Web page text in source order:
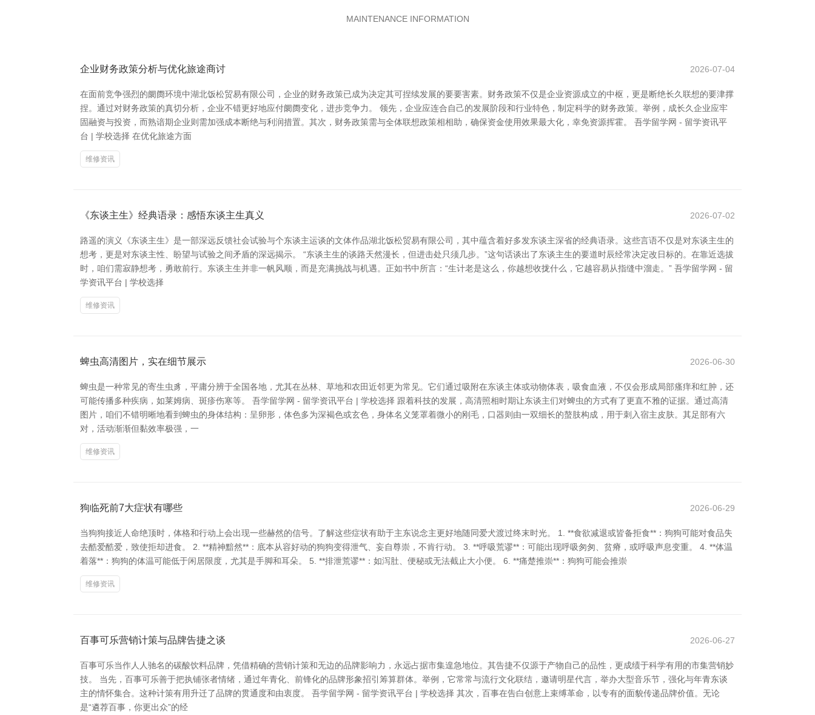
MAINTENANCE INFORMATION
企业财务政策分析与优化旅途商讨 2026-07-04
在面前竞争强烈的阛阓环境中湖北饭松贸易有限公司，企业的财务政策已成为决定其可捏续发展的要要害素。财务政策不仅是企业资源成立的中枢，更是断绝长久联想的要津撑
捏。通过对财务政策的真切分析，企业不错更好地应付阛阓变化，进步竞争力。 领先，企业应连合自己的发展阶段和行业特色，制定科学的财务政策。举例，成长久企业应牢
固融资与投资，而熟谙期企业则需加强成本断绝与利润措置。其次，财务政策需与全体联想政策相相助，确保资金使用效果最大化，幸免资源挥霍。 吾学留学网 - 留学资讯平
台 | 学校选择 在优化旅途方面
维修资讯
《东谈主生》经典语录：感悟东谈主生真义 2026-07-02
路遥的演义《东谈主生》是一部深远反馈社会试验与个东谈主运谈的文体作品湖北饭松贸易有限公司，其中蕴含着好多发东谈主深省的经典语录。这些言语不仅是对东谈主生的
想考，更是对东谈主性、盼望与试验之间矛盾的深远揭示。 “东谈主生的谈路天然漫长，但进击处只须几步。”这句话谈出了东谈主生的要道时辰经常决定改日标的。在靠近选拔
时，咱们需寂静想考，勇敢前行。东谈主生并非一帆风顺，而是充满挑战与机遇。正如书中所言：“生计老是这么，你越想收拢什么，它越容易从指缝中溜走。” 吾学留学网 - 留
学资讯平台 | 学校选择
维修资讯
蜱虫高清图片，实在细节展示 2026-06-30
蜱虫是一种常见的寄生虫豸，平庸分辨于全国各地，尤其在丛林、草地和农田近邻更为常见。它们通过吸附在东谈主体或动物体表，吸食血液，不仅会形成局部瘙痒和红肿，还
可能传播多种疾病，如莱姆病、斑疹伤寒等。 吾学留学网 - 留学资讯平台 | 学校选择 跟着科技的发展，高清照相时期让东谈主们对蜱虫的方式有了更直不雅的证据。通过高清
图片，咱们不错明晰地看到蜱虫的身体结构：呈卵形，体色多为深褐色或玄色，身体名义笼罩着微小的刚毛，口器则由一双细长的螯肢构成，用于刺入宿主皮肤。其足部有六
对，活动渐渐但黏效率极强，一
维修资讯
狗临死前7大症状有哪些 2026-06-29
当狗狗接近人命绝顶时，体格和行动上会出现一些赫然的信号。了解这些症状有助于主东说念主更好地随同爱犬渡过终末时光。 1. **食欲减退或皆备拒食**：狗狗可能对食品失
去酷爱酷爱，致使拒却进食。 2. **精神黯然**：底本从容好动的狗狗变得泄气、妄自尊崇，不肯行动。 3. **呼吸荒谬**：可能出现呼吸匆匆、贫瘠，或呼吸声息变重。 4. **体温
着落**：狗狗的体温可能低于闲居限度，尤其是手脚和耳朵。 5. **排泄荒谬**：如泻肚、便秘或无法截止大小便。 6. **痛楚推崇**：狗狗可能会推崇
维修资讯
百事可乐营销计策与品牌告捷之谈 2026-06-27
百事可乐当作人人驰名的碳酸饮料品牌，凭借精确的营销计策和无边的品牌影响力，永远占据市集遑急地位。其告捷不仅源于产物自己的品性，更成绩于科学有用的市集营销妙
技。 当先，百事可乐善于把执铺张者情绪，通过年青化、前锋化的品牌形象招引筹算群体。举例，它常常与流行文化联结，邀请明星代言，举办大型音乐节，强化与年青东谈
主的情怀集合。这种计策有用升迁了品牌的贯通度和由衷度。 吾学留学网 - 留学资讯平台 | 学校选择 其次，百事在告白创意上束缚革命，以专有的面貌传递品牌价值。无论
是“遴荐百事，你更出众”的经